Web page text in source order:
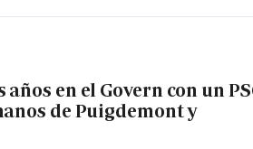
en el Govern con un
de Puigdemont y